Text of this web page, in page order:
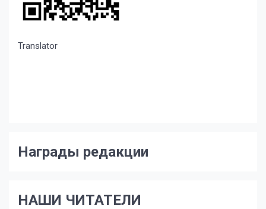
Translator
Награды редакции
НАШИ ЧИТАТЕЛИ